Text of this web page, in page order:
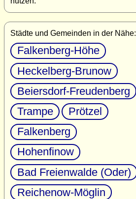
Städte und Gemeinden in der Nähe:
Falkenberg-Höhe
Heckelberg-Brunow
Beiersdorf-Freudenberg
Trampe
Prötzel
Falkenberg
Hohenfinow
Bad Freienwalde (Oder)
Reichenow-Möglin